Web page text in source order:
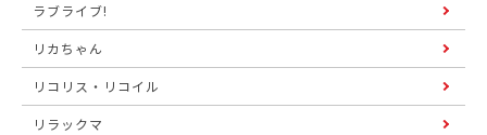
ラブライブ!
リカちゃん
リコリス・リコイル
リラックマ